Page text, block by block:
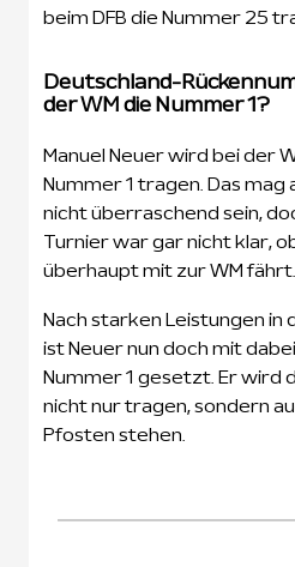
beim DFB die Nummer 25
Deutschland-
der WM die Nummer 1?
Manuel Neuer wird bei der
Nummer 1 tragen. Das mag
nicht überraschend sein,
Turnier war gar nicht klar,
überhaupt mit zur WM fährt.
Nach starken Leistungen in
ist Neuer nun doch mit
Nummer 1 gesetzt. Er wird
nicht nur tragen, sondern
Pfosten stehen.